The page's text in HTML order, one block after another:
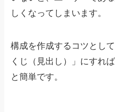
しくなってしまいます。
構成を作成するコツとし
くじ（見出し）」にすれ
と簡単です。